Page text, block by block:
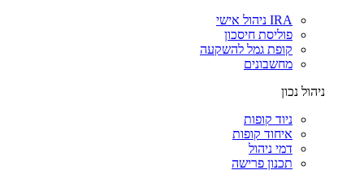
IRA ניהול אישי
פוליסת חיסכון
קופת גמל להשקעה
מחשבונים
ניהול נכון
ניוד קופות
איחוד קופות
דמי ניהול
תכנון פרישה